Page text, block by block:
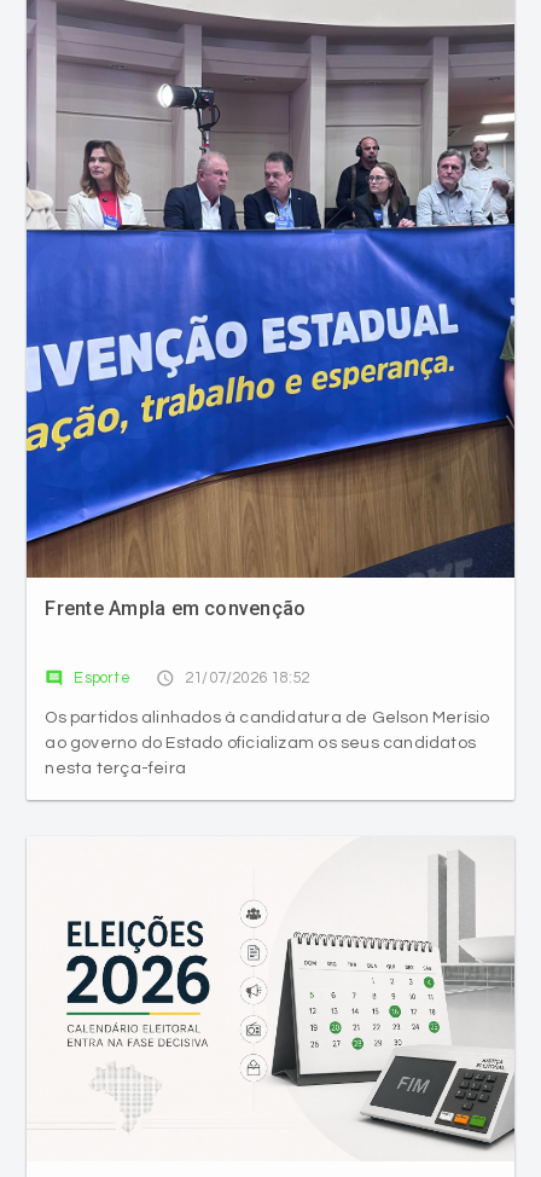
Frente Ampla em convenção
comment Esporte access_time 21/07/2026 18:52
Os partidos alinhados à candidatura de Gelson Merísio
ao governo do Estado oficializam os seus candidatos
nesta terça-feira